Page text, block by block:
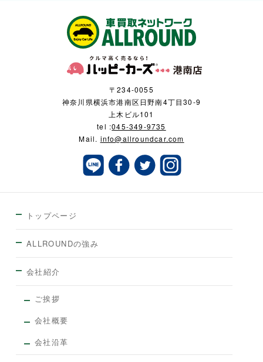
〒234-0055
神奈川県横浜市港南区日野南4丁目30-9
上木ビル101
tel :045-349-9735
Mail. info@allroundcar.com
トップページ
ALLROUNDの強み
会社紹介
ご挨拶
会社概要
会社沿革